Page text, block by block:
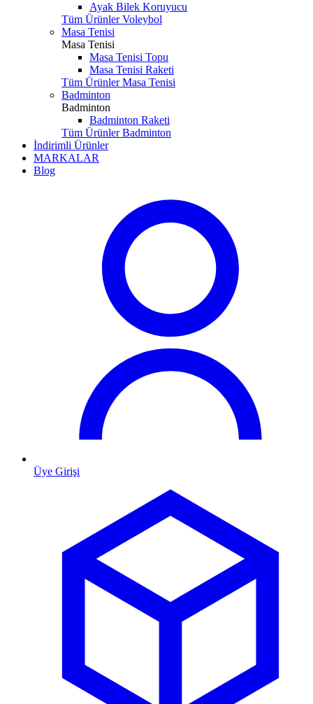
Ayak Bilek Koruyucu
Tüm Ürünler Voleybol
Masa Tenisi
Masa Tenisi
Masa Tenisi Topu
Masa Tenisi Raketi
Tüm Ürünler Masa Tenisi
Badminton
Badminton
Badminton Raketi
Tüm Ürünler Badminton
İndirimli Ürünler
MARKALAR
Blog
Üye Girişi